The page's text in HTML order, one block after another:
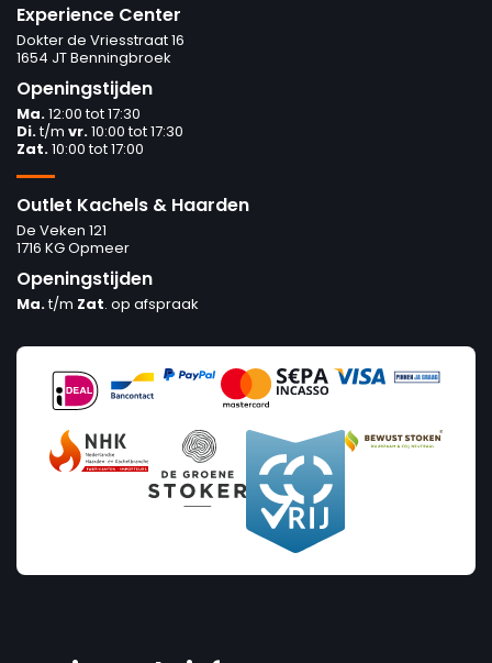
Experience Center
Dokter de Vriesstraat 16
1654 JT Benningbroek
Openingstijden
Ma.12:00 tot 17:30
Di.t/m vr.10:00 tot 17:30
Zat.10:00 tot 17:00
Outlet Kachels & Haarden
De Veken 121
1716 KG Opmeer
Openingstijden
Ma.t/m Zat. op afspraak